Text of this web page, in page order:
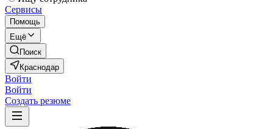
Сервисы
Помощь
Ещё
Поиск
Краснодар
Войти
Войти
Создать резюме